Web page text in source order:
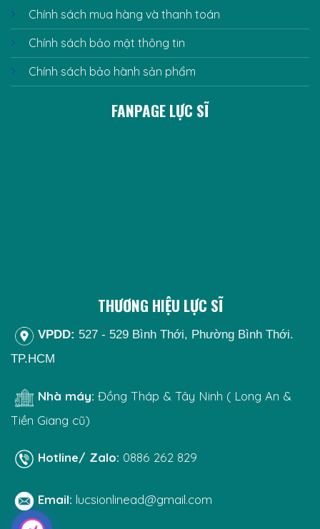
Chính sách mua hàng và thanh toán
Chính sách bảo mật thông tin
Chính sách bảo hành sản phẩm
FANPAGE LỰC SĨ
THƯƠNG HIỆU LỰC SĨ
VPDD: 527 - 529 Bình Thới, Phường Bình Thới.
TP.HCM
Nhà máy: Đồng Tháp & Tây Ninh ( Long An &
Tiền Giang cũ)
Hotline/ Zalo: 0886 262 829
Email: lucsionlinead@gmail.com